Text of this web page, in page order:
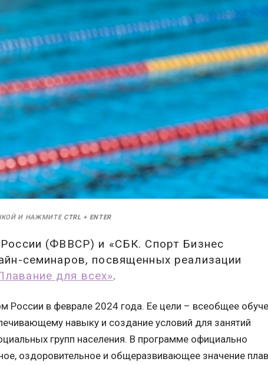
И НАЖМИТЕ CTRL + ENTER
(ФВВСР) и «СБК. Спорт Бизнес
семинаров, посвященных реализации
для всех».
России в феврале 2024 года. Ее цели – всеобщее
навыку и создание условий для занятий
групп населения. В программе официально
оздоровительное и общеразвивающее значение